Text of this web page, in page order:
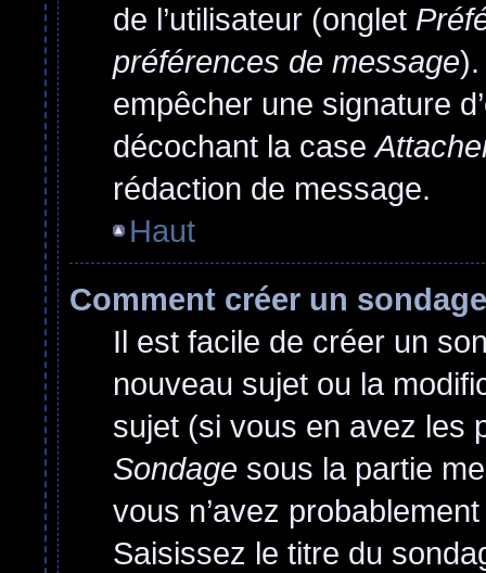
de l’utilisateur (onglet
préférences de message).
empêcher une signature
décochant la case
rédaction de message.
Haut
Comment créer un
Il est facile de créer un
nouveau sujet ou la
sujet (si vous en avez les
Sondage sous la partie
vous n’avez
Saisissez le titre du